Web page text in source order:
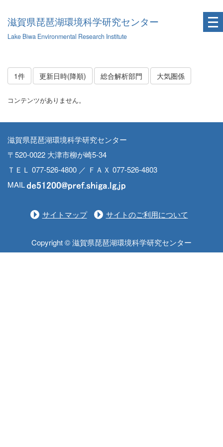
滋賀県琵琶湖環境科学研究センター
Lake Biwa Environmental Research Institute
1件 更新日時(降順) 総合解析部門 大気圏係
コンテンツがありません。
滋賀県琵琶湖環境科学研究センター
〒520-0022 大津市柳が崎5-34
ＴＥＬ 077-526-4800 ／ ＦＡＸ 077-526-4803
MAIL
サイトマップ サイトのご利用について
Copyright © 滋賀県琵琶湖環境科学研究センター